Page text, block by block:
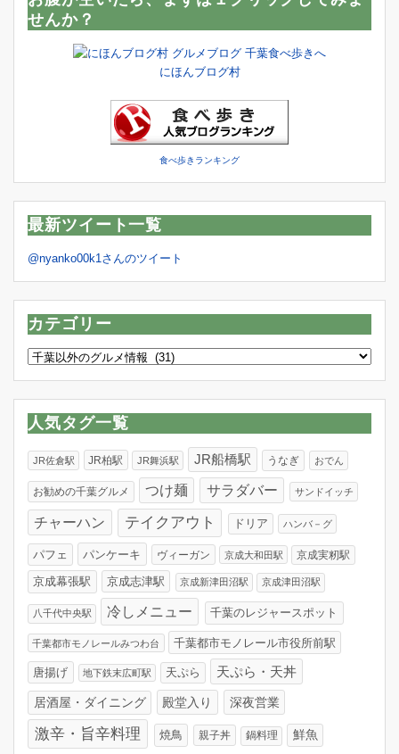
せんか？
にほんブログ村
食べ歩きランキング
最新ツイート一覧
@nyanko00k1さんのツイート
カテゴリー
カ
リ
ー
人気タグ一覧
JR佐倉駅 JR柏駅 JR舞浜駅 JR船橋駅 うなぎ おでん
お勧めの千葉グルメ つけ麺 サラダバー サンドイッチ
チャーハン テイクアウト ドリア ハンバ－グ
パフェ パンケーキ ヴィーガン 京成大和田駅 京成実籾駅
京成幕張駅 京成志津駅 京成新津田沼駅 京成津田沼駅
八千代中央駅 冷しメニュー 千葉のレジャースポット
千葉都市モノレールみつわ台 千葉都市モノレール市役所前駅
唐揚げ 地下鉄末広町駅 天ぷら 天ぷら・天丼
居酒屋・ダイニング 殿堂入り 深夜営業
激辛・旨辛料理 焼鳥 親子丼 鍋料理 鮮魚